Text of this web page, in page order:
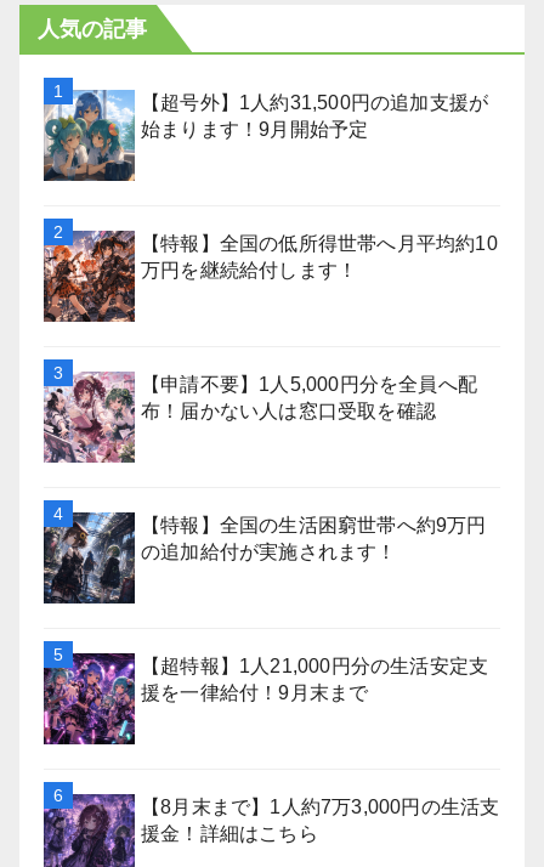
人気の記事
【超号外】1人約31,500円の追加支援が
始まります！9月開始予定
【特報】全国の低所得世帯へ月平均約10
万円を継続給付します！
【申請不要】1人5,000円分を全員へ配
布！届かない人は窓口受取を確認
【特報】全国の生活困窮世帯へ約9万円
の追加給付が実施されます！
【超特報】1人21,000円分の生活安定支
援を一律給付！9月末まで
【8月末まで】1人約7万3,000円の生活支
援金！詳細はこちら